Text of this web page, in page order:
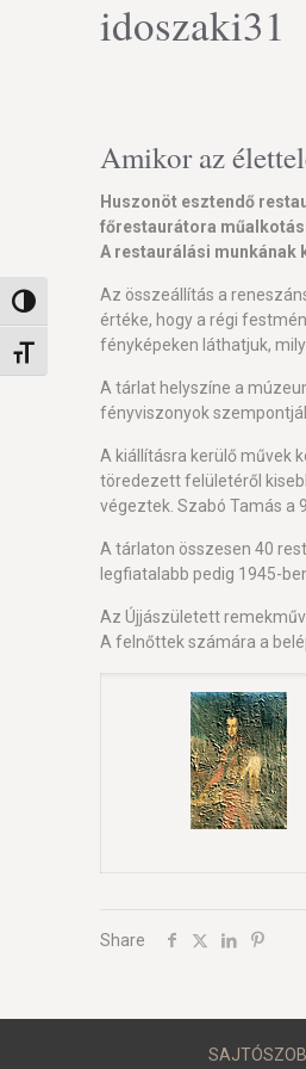
Nagy kontraszt váltása
Betűméret váltása
idoszaki31
Amikor az
Huszonöt esztendő
főrestaurátora
A restaurálási munkának
Az összeállítás a
értéke, hogy a régi
fényképeken láthatjuk,
A tárlat helyszíne a
fényviszonyok
A kiállításra kerülő művek
töredezett felületéről
végeztek. Szabó Tamás a
A tárlaton összesen 40
legfiatalabb pedig 1945-
Az Újjászületett
A felnőttek számára a
Share